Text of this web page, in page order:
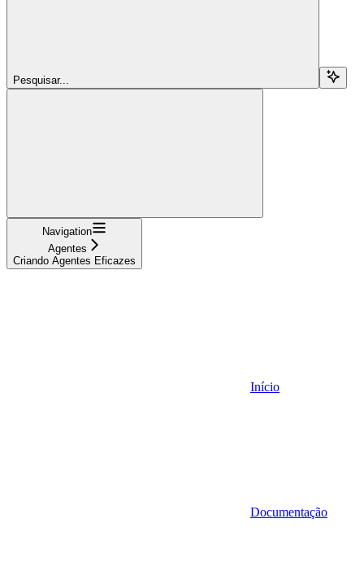
Pesquisar...
Navigation
Agentes
Criando Agentes Eficazes
Início
Documentação